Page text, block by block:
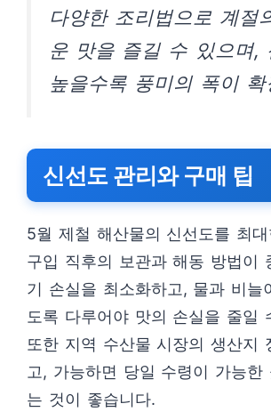
다양한 조리법으로 계절
운 맛을 즐길 수 있으며,
높을수록 풍미의 폭이 확
신선도 관리와 구매 팁
5월 제철 해산물의 신선도를 최
구입 직후의 보관과 해동 방법이
기 손실을 최소화하고, 물과 비늘
도록 다루어야 맛의 손실을 줄일
또한 지역 수산물 시장의 생산지
고, 가능하면 당일 수령이 가능한
는 것이 좋습니다.